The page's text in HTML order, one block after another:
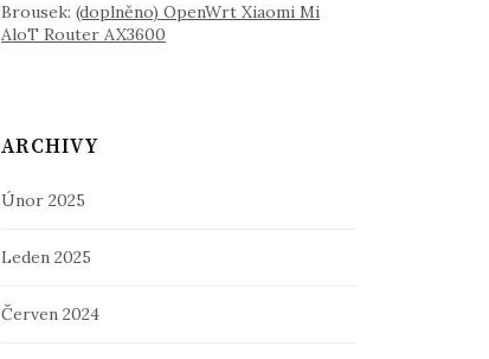
Brousek:(doplněno) OpenWrt Xiaomi Mi
AloT Router AX3600
ARCHIVY
Únor 2025
Leden 2025
Červen 2024